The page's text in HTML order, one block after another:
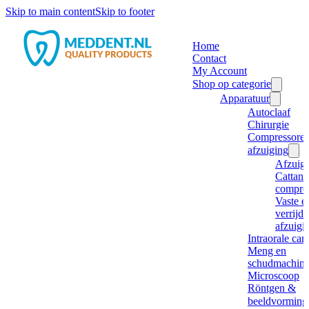
Skip to main contentSkip to footer
Home
Contact
My Account
Shop op categorie
Apparatuur
Autoclaaf
Chirurgie
afzuiging
Cattani
Vaste
Intraorale
Meng en
Microscoop
Röntgen &
beeldvorming